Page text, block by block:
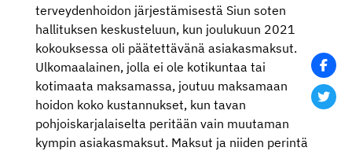
terveydenhoidon järjestämisestä Siun soten
hallituksen keskusteluun, kun joulukuun 2021
kokouksessa oli päätettävänä asiakasmaksut.
Ulkomaalainen, jolla ei ole kotikuntaa tai
kotimaata maksamassa, joutuu maksamaan
hoidon koko kustannukset, kun tavan
pohjoiskarjalaiselta peritään vain muutaman
kympin asiakasmaksut. Maksut ja niiden perintä